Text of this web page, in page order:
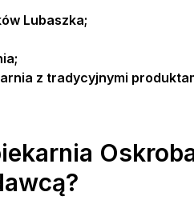
Lubaszka;
z tradycyjnymi